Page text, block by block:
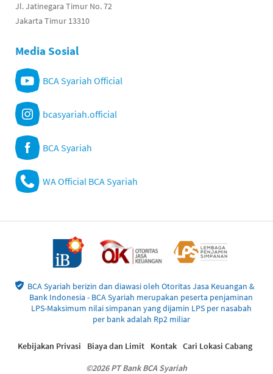
Jl. Jatinegara Timur No. 72
Jakarta Timur 13310
Media Sosial
BCA Syariah Official
bcasyariah.official
BCA Syariah
WA Official BCA Syariah
BCA Syariah berizin dan diawasi oleh Otoritas Jasa Keuangan &
Bank Indonesia - BCA Syariah merupakan peserta penjaminan
LPS-Maksimum nilai simpanan yang dijamin LPS per nasabah
per bank adalah Rp2 miliar
©2026 PT Bank BCA Syariah
Kebijakan Privasi Biaya dan Limit Kontak Cari Lokasi Cabang